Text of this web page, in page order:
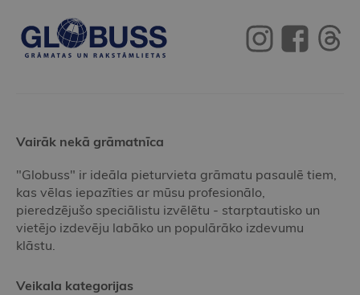
Vairāk nekā grāmatnīca
"Globuss" ir ideāla pieturvieta grāmatu pasaulē tiem,
kas vēlas iepazīties ar mūsu profesionālo,
pieredzējušo speciālistu izvēlētu - starptautisko un
vietējo izdevēju labāko un populārāko izdevumu
klāstu.
Veikala kategorijas